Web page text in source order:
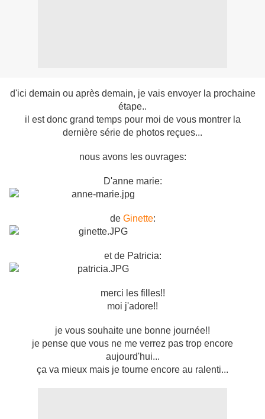
d'ici demain ou après demain, je vais envoyer la prochaine
étape..
il est donc grand temps pour moi de vous montrer la
dernière série de photos reçues...
nous avons les ouvrages:
D'anne marie:
de Ginette:
et de Patricia:
merci les filles!!
moi j'adore!!
je vous souhaite une bonne journée!!
je pense que vous ne me verrez pas trop encore
aujourd'hui...
ça va mieux mais je tourne encore au ralenti...